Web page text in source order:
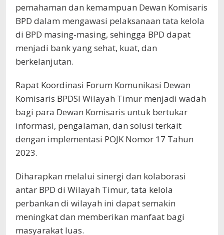
pemahaman dan kemampuan Dewan Komisaris
BPD dalam mengawasi pelaksanaan tata kelola
di BPD masing-masing, sehingga BPD dapat
menjadi bank yang sehat, kuat, dan
berkelanjutan.
Rapat Koordinasi Forum Komunikasi Dewan
Komisaris BPDSI Wilayah Timur menjadi wadah
bagi para Dewan Komisaris untuk bertukar
informasi, pengalaman, dan solusi terkait
dengan implementasi POJK Nomor 17 Tahun
2023.
Diharapkan melalui sinergi dan kolaborasi
antar BPD di Wilayah Timur, tata kelola
perbankan di wilayah ini dapat semakin
meningkat dan memberikan manfaat bagi
masyarakat luas.